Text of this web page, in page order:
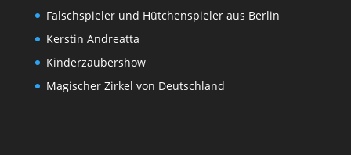
Falschspieler und Hütchenspieler aus Berlin
Kerstin Andreatta
Kinderzaubershow
Magischer Zirkel von Deutschland